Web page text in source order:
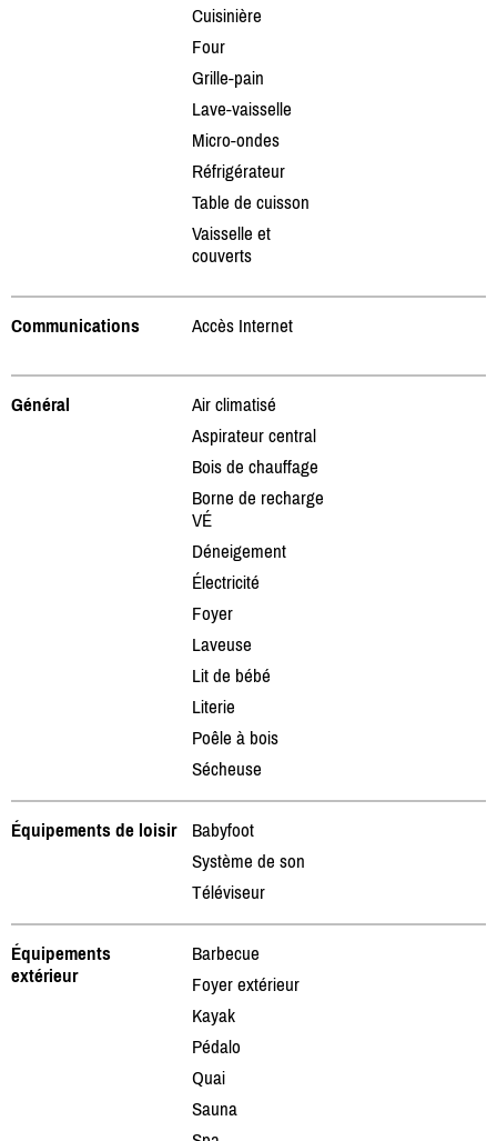
Cuisinière
Four
Grille-pain
Lave-vaisselle
Micro-ondes
Réfrigérateur
Table de cuisson
Vaisselle et
couverts
Communications Accès Internet
Général
Air climatisé
Aspirateur central
Bois de chauffage
Borne de recharge
VÉ
Déneigement
Électricité
Foyer
Laveuse
Lit de bébé
Literie
Poêle à bois
Sécheuse
Équipements de loisir
Babyfoot
Système de son
Téléviseur
Équipements
extérieur
Barbecue
Foyer extérieur
Kayak
Pédalo
Quai
Sauna